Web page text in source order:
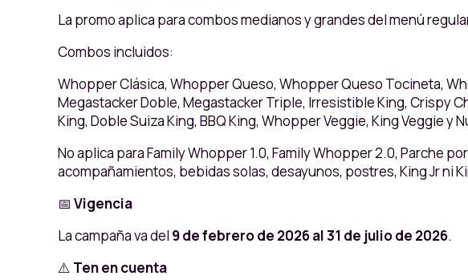
La promo aplica para combos medianos y grandes del menú
Combos incluidos:
Whopper Clásica, Whopper Queso, Whopper Queso Tocineta,
Megastacker Doble, Megastacker Triple, Irresistible King, Crispy
King, Doble Suiza King, BBQ King, Whopper Veggie, King Veggie y
No aplica para Family Whopper 1.0, Family Whopper 2.0, Parche
acompañamientos, bebidas solas, desayunos, postres, King Jr ni
📅 Vigencia
La campaña va del 9 de febrero de 2026 al 31 de julio de 2026.
⚠️ Ten en cuenta